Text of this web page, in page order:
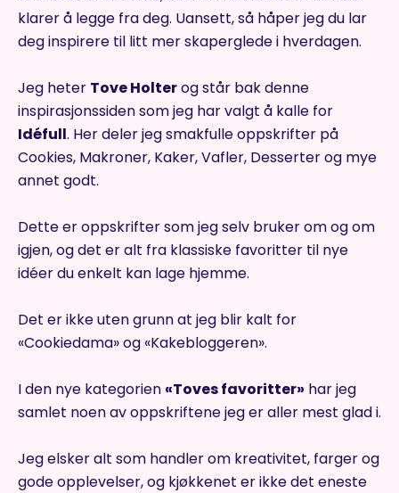
klarer å legge fra deg. Uansett, så håper jeg du lar
deg inspirere til litt mer skaperglede i hverdagen.
Jeg heter Tove Holterog står bak denne
inspirasjonssiden som jeg har valgt å kalle for
Idéfull. Her deler jeg smakfulle oppskrifter på
Cookies, Makroner, Kaker, Vafler, Desserter og mye
annet godt.
Dette er oppskrifter som jeg selv bruker om og om
igjen, og det er alt fra klassiske favoritter til nye
idéer du enkelt kan lage hjemme.
Det er ikke uten grunn at jeg blir kalt for
«Cookiedama» og «Kakebloggeren».
I den nye kategorien «Toves favoritter» har jeg
samlet noen av oppskriftene jeg er aller mest glad i.
Jeg elsker alt som handler om kreativitet, farger og
gode opplevelser, og kjøkkenet er ikke det eneste